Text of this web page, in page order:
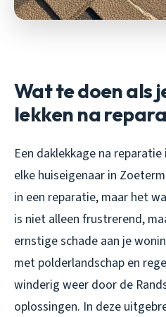
Wat te doen als
lekken na
Een daklekkage na
elke huiseigenaar in
in een reparatie, maar het
is niet alleen frustrerend,
ernstige schade aan je
met polderlandschap en
winderig weer door de
oplossingen. In deze